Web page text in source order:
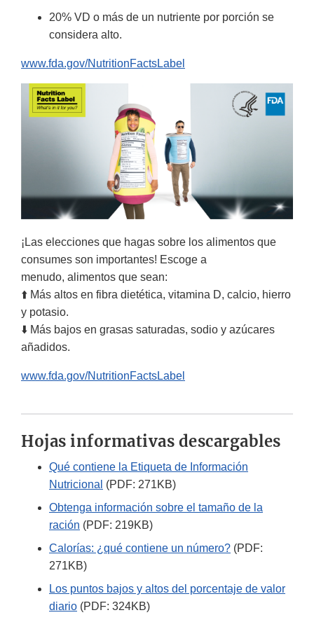
20% VD o más de un nutriente por porción se
considera alto.
www.fda.gov/NutritionFactsLabel
¡Las elecciones que hagas sobre los alimentos que
consumes son importantes! Escoge a
menudo, alimentos que sean:
⬆️ Más altos en fibra dietética, vitamina D, calcio, hierro
y potasio.
⬇️ Más bajos en grasas saturadas, sodio y azúcares
añadidos.
www.fda.gov/NutritionFactsLabel
Hojas informativas descargables
Qué contiene la Etiqueta de Información
Nutricional (PDF: 271KB)
Obtenga información sobre el tamaño de la
ración (PDF: 219KB)
Calorías: ¿qué contiene un número? (PDF:
271KB)
Los puntos bajos y altos del porcentaje de valor
diario (PDF: 324KB)